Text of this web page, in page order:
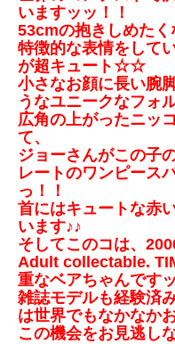
いますッッ！！
53cmの抱きしめたく
特徴的な表情をして
が超キュート☆☆
小さなお顔に長い腕
うなユニークなフォ
広角の上がったニッ
て、
ジョーさんがこの子
レートのワンピース
っ！！
首にはキュートな赤
います♪♪
そしてこのコは、
Adult collectable.
重なベアちゃんです
雑誌モデルも経験済
は世界でもなかなか
この機会をお見逃し